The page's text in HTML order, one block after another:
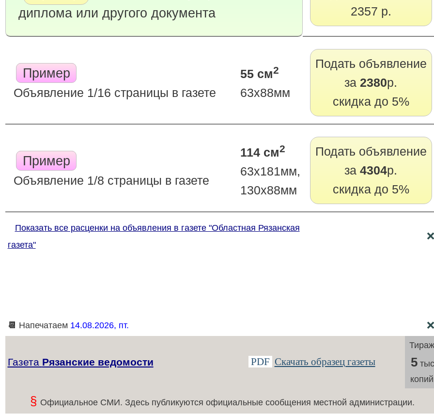
диплома или другого документа
2357 р.
Пример
Объявление 1/16 страницы в газете
55 см2
63х88мм
Подать объявление
за2380р.
скидка до 5%
Пример
Объявление 1/8 страницы в газете
114 см2
63х181мм,
130х88мм
Подать объявление
за4304р.
скидка до 5%
Показать все расценки на объявления в газете "Областная Рязанская
газета"
📆 Напечатаем 14.08.2026, пт.
Газета Рязанские ведомости PDF Скачать образец газеты 5
копий
§ Официальное СМИ. Здесь публикуются официальные сообщения местной администрации.